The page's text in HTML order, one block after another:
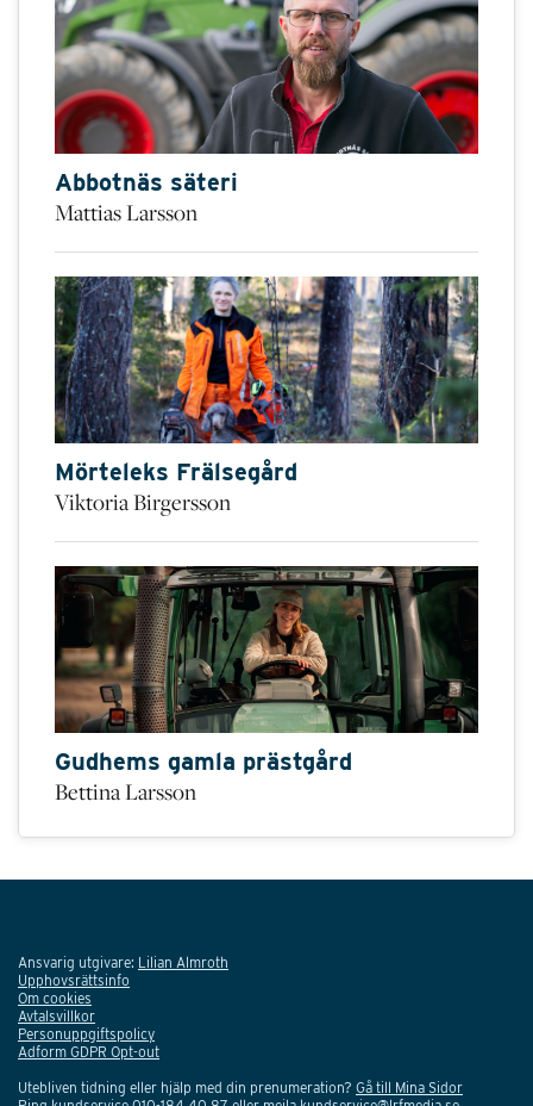
Abbotnäs säteri
Mattias Larsson
Mörteleks Frälsegård
Viktoria Birgersson
Gudhems gamla prästgård
Bettina Larsson
Ansvarig utgivare: Lilian Almroth
Upphovsrättsinfo
Om cookies
Avtalsvillkor
Personuppgiftspolicy
Adform GDPR Opt-out
Utebliven tidning eller hjälp med din prenumeration? Gå till Mina Sidor